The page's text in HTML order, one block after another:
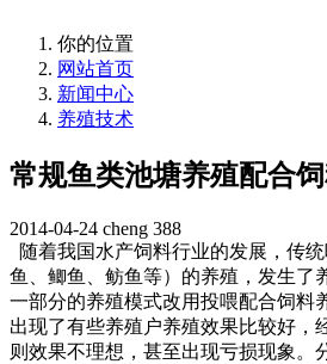
你的位置
网站首页
新闻中心
养殖技术
常规鱼类池塘养殖配合
2014-04-24 cheng 388
随着我国水产饲料行业的发展，传
鱼、鲫鱼、鲂鱼等）的养殖，发生了
一部分的养殖模式改用投喂配合饲料
出现了有些养殖户养殖效果比较好，
则效果不理想，甚至出现亏损现象。